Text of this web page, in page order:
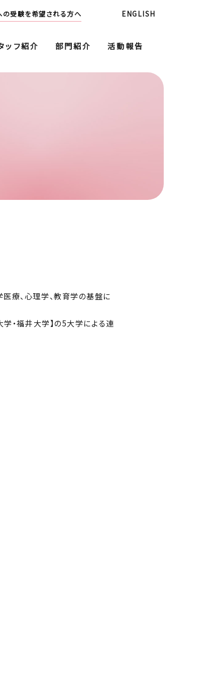
受験を希望される方へ ENGLISH
ッフ紹介 部門紹介 活動報告
療、心理学、教育学の基盤に
・福井大学】の5大学による連